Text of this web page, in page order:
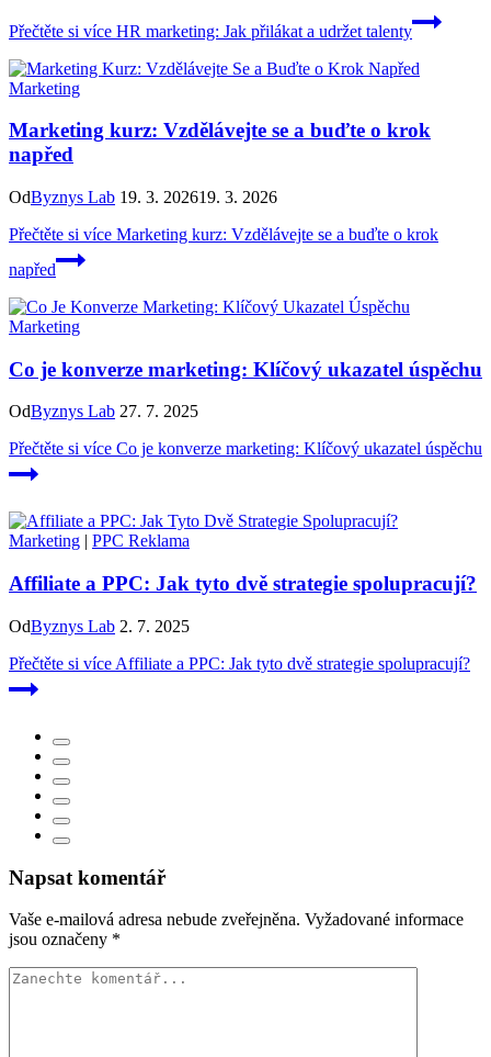
Přečtěte si více HR marketing: Jak přilákat a udržet talenty
Marketing
Marketing kurz: Vzdělávejte se a buďte o krok
napřed
OdByznys Lab 19. 3. 202619. 3. 2026
Přečtěte si více Marketing kurz: Vzdělávejte se a buďte o krok
napřed
Marketing
Co je konverze marketing: Klíčový ukazatel úspěchu
OdByznys Lab 27. 7. 2025
Přečtěte si více Co je konverze marketing: Klíčový ukazatel úspěchu
Marketing | PPC Reklama
Affiliate a PPC: Jak tyto dvě strategie spolupracují?
OdByznys Lab 2. 7. 2025
Přečtěte si více Affiliate a PPC: Jak tyto dvě strategie spolupracují?
Napsat komentář
Vaše e-mailová adresa nebude zveřejněna. Vyžadované informace
jsou označeny *